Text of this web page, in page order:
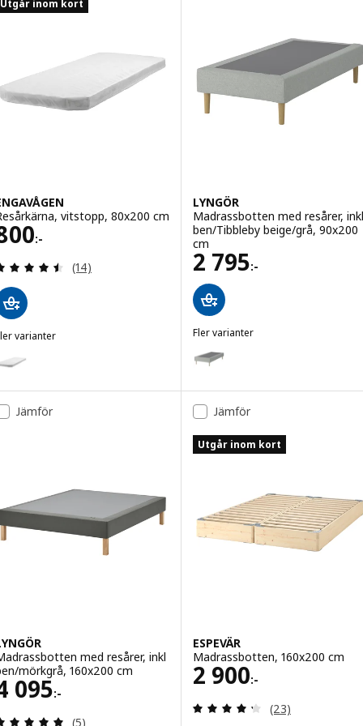
Utgår inom kort
vitstopp, 80x200 cm
:-800:-
Recensera: 4.5 utav 5 stjärnor. Totalt antal
(14)
varianter
ENGAVÅGEN, Resårkärna, vitstopp, 90x200 cm
ENGAVÅGEN, Resårkärna, vitstopp, 140x200 cm
LYNGÖR
Madrassbotten med resårer, inkl
ben/Tibbleby beige/grå, 90x200
cm
2 795:-
Pris 2795:-
Fler varianter
Variant: LYNGÖR,
Jämför
med resårer, inkl
mörkgrå, 160x200 cm
095:-
4095:-
Recensera: 5 utav 5 stjärnor. Totalt antal
(5)
Jämför
Utgår inom kort
ESPEVÄR
Madrassbotten, 160x200 cm
2 900:-
Pris 2900:-
Recensera:
(23)